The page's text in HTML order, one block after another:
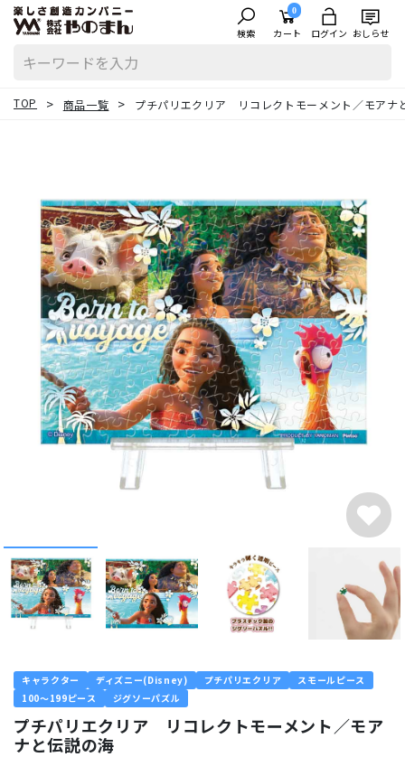
検索
0
カート ログイン おしらせ
TOP 商品一覧 プチパリエクリア リコレクトモーメント／モアナ
キャラクター ディズニー(Disney) プチパリエクリア
スモールピース
100～199ピース
ジグソーパズル
プチパリエクリア リコレクトモーメント／モア
ナと伝説の海